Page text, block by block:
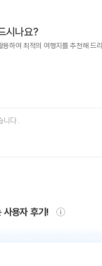
시나요?
하여 최적의 여행지를 추천해 드
용자 후기!